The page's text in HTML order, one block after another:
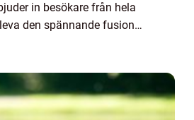
in besökare från hela
den spännande fusionen